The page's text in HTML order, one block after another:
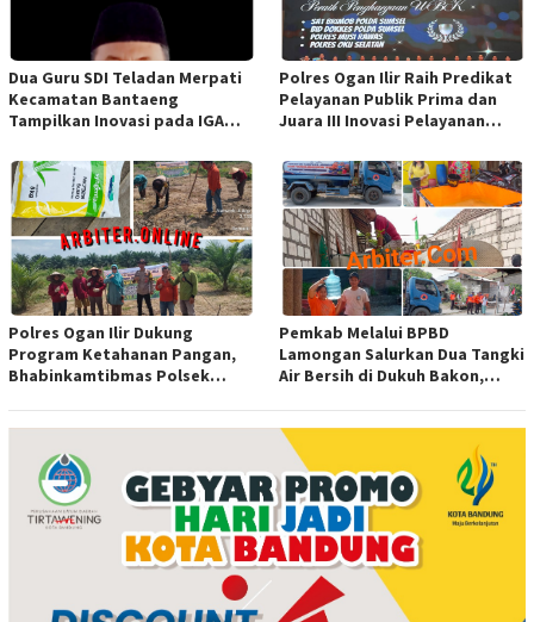
Dua Guru SDI Teladan Merpati
Kecamatan Bantaeng
Tampilkan Inovasi pada IGA
Sulawesi
Polres Ogan Ilir Raih Predikat
Pelayanan Publik Prima dan
Juara III Inovasi Pelayanan
Polres Ogan Ilir Dukung
Program Ketahanan Pangan,
Bhabinkamtibmas Polsek
Jagung Pipil di Desa Sungai
Pemkab Melalui BPBD
Lamongan Salurkan Dua Tangki
Air Bersih di Dukuh Bakon,